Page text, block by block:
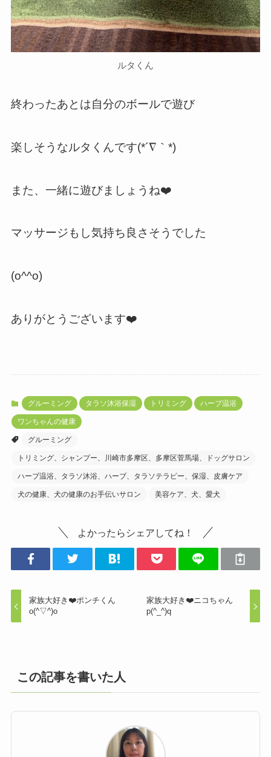
ルタくん
終わったあとは自分のボールで遊び
楽しそうなルタくんです(*´∇｀*)
また、一緒に遊びましょうね❤️
マッサージもし気持ち良さそうでした
(o^^o)
ありがとうございます❤️
グルーミング タラソ沐浴保湿 トリミング ハーブ温浴
ワンちゃんの健康
グルーミング
トリミング、シャンプー、川崎市多摩区、多摩区菅馬場、ドッグサロン
ハーブ温浴、タラソ沐浴、ハーブ、タラソテラピー、保湿、皮膚ケア
犬の健康、犬の健康のお手伝いサロン 美容ケア、犬、愛犬
よかったらシェアしてね！
家族大好き❤️ポンチくん
o(^▽^)o
家族大好き❤️ニコちゃん
p(^_^)q
この記事を書いた人